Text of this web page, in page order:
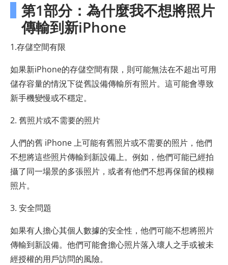
第1部分：為什麼我不想將照片
傳輸到新iPhone
1.存儲空間有限
如果新iPhone的存儲空間有限，則可能無法在不超出可用
儲存容量的情況下從舊設備傳輸所有照片。這可能會導致
新手機變慢或不穩定。
2. 舊照片或不需要的照片
人們的舊 iPhone 上可能有舊照片或不需要的照片，他們
不想將這些照片傳輸到新設備上。例如，他們可能已經拍
攝了同一場景的多張照片，或者有他們不想再保留的模糊
照片。
3. 安全問題
如果有人擔心其個人數據的安全性，他們可能不想將照片
傳輸到新設備。他們可能會擔心照片落入壞人之手或被未
經授權的用戶訪問的風險。